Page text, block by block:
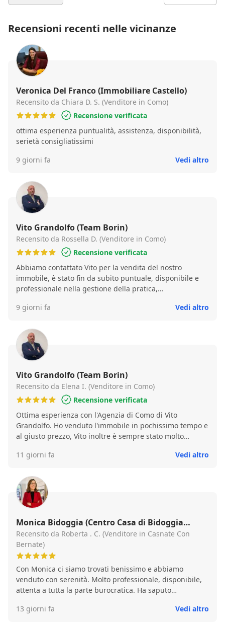
Recensioni recenti nelle vicinanze
Veronica Del Franco (Immobiliare Castello)
Recensito da Chiara D. S. (Venditore in Como)
Recensione verificata
ottima esperienza puntualità, assistenza, disponibilità,
serietà consigliatissimi
9 giorni fa
Vedi altro
Vito Grandolfo (Team Borin)
Recensito da Rossella D. (Venditore in Como)
Recensione verificata
Abbiamo contattato Vito per la vendita del nostro
immobile, è stato fin da subito puntuale, disponibile e
professionale nella gestione della pratica,
passo passo nella vendita. Consiglio Vito per la sua
situazioni e le relazioni con le persone. Siamo molto
soddisfatti!
9 giorni fa Vedi altro
Vito Grandolfo (Team Borin)
Recensito da Elena I. (Venditore in Como)
Recensione verificata
Ottima esperienza con l'Agenzia di Como di Vito
Grandolfo. Ho venduto l'immobile in pochissimo tempo e
al giusto prezzo, Vito inoltre è sempre stato molto
11 giorni fa
Vedi altro
Monica Bidoggia (Centro Casa di Bidoggia
Monica & C. sas)
Recensito da Roberta . C. (Venditore in Casnate Con
Bernate)
Con Monica ci siamo trovati benissimo e abbiamo
venduto con serenità. Molto professionale, disponibile,
attenta a tutta la parte burocratica. Ha saputo
l'acquirente giusto nei tempi che aveva promesso.
13 giorni fa Vedi altro